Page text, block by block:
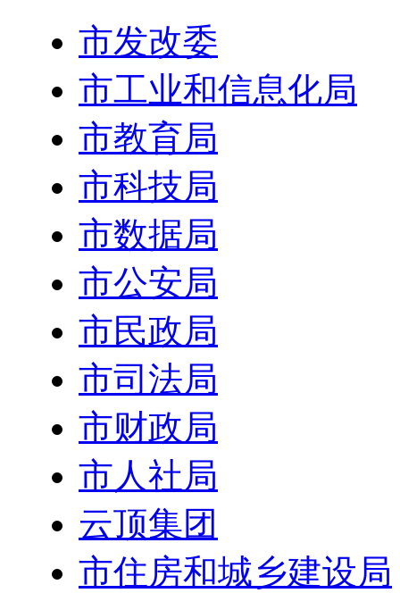
市发改委
市工业和信息化局
市教育局
市科技局
市数据局
市公安局
市民政局
市司法局
市财政局
市人社局
云顶集团
市住房和城乡建设局